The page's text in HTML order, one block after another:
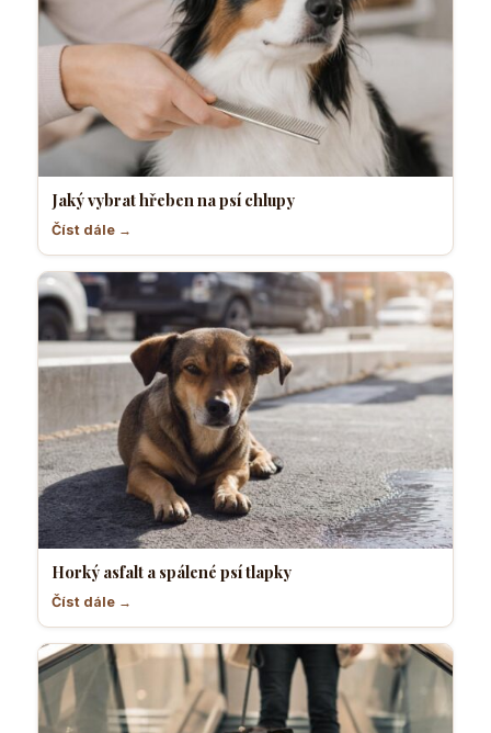
Jaký vybrat hřeben na psí chlupy
Číst dále →
Horký asfalt a spálené psí tlapky
Číst dále →